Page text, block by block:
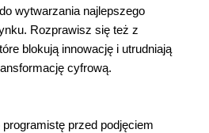
wytwarzania najlepszego
Rozprawisz się też z
blokują innowację i utrudniają
cyfrową.
przed podjęciem